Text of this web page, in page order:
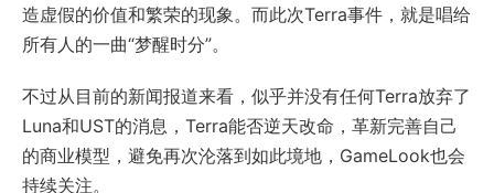
造虚假的价值和繁荣的现象。而此次Terra事件，就是唱给
所有人的一曲“梦醒时分”。
不过从目前的新闻报道来看，似乎并没有任何Terra放弃了
Luna和UST的消息，Terra能否逆天改命，革新完善自己
的商业模型，避免再次沦落到如此境地，GameLook也会
持续关注。